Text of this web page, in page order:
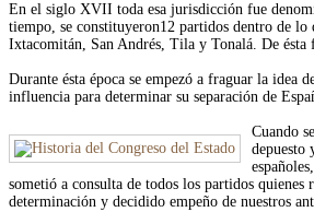
En el siglo XVII toda esa jurisdicción fue
tiempo, se constituyeron12 partidos dentro de
Ixtacomitán, San Andrés, Tila y Tonalá. De
Durante ésta época se empezó a fraguar la idea
influencia para determinar su separación de
Cuando
depuesto
sometió a consulta de todos los partidos
determinación y decidido empeño de nuestros